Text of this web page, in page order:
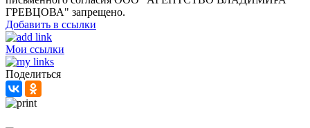
ГРЕВЦОВА" запрещено.
Добавить в ссылки
Мои ссылки
Поделиться